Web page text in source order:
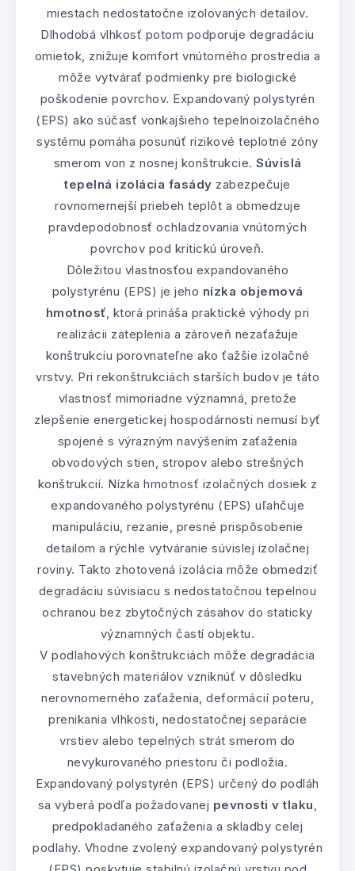
miestach nedostatočne izolovaných detailov.
Dlhodobá vlhkosť potom podporuje degradáciu
omietok, znižuje komfort vnútorného prostredia a
môže vytvárať podmienky pre biologické
poškodenie povrchov. Expandovaný polystyrén
(EPS) ako súčasť vonkajšieho tepelnoizolačného
systému pomáha posunúť rizikové teplotné zóny
smerom von z nosnej konštrukcie. Súvislá
tepelná izolácia fasády zabezpečuje
rovnomernejší priebeh teplôt a obmedzuje
pravdepodobnosť ochladzovania vnútorných
povrchov pod kritickú úroveň.
Dôležitou vlastnosťou expandovaného
polystyrénu (EPS) je jeho nízka objemová
hmotnosť, ktorá prináša praktické výhody pri
realizácii zateplenia a zároveň nezaťažuje
konštrukciu porovnateľne ako ťažšie izolačné
vrstvy. Pri rekonštrukciách starších budov je táto
vlastnosť mimoriadne významná, pretože
zlepšenie energetickej hospodárnosti nemusí byť
spojené s výrazným navýšením zaťaženia
obvodových stien, stropov alebo strešných
konštrukcií. Nízka hmotnosť izolačných dosiek z
expandovaného polystyrénu (EPS) uľahčuje
manipuláciu, rezanie, presné prispôsobenie
detailom a rýchle vytváranie súvislej izolačnej
roviny. Takto zhotovená izolácia môže obmedziť
degradáciu súvisiacu s nedostatočnou tepelnou
ochranou bez zbytočných zásahov do staticky
významných častí objektu.
V podlahových konštrukciách môže degradácia
stavebných materiálov vzniknúť v dôsledku
nerovnomerného zaťaženia, deformácií poteru,
prenikania vlhkosti, nedostatočnej separácie
vrstiev alebo tepelných strát smerom do
nevykurovaného priestoru či podložia.
Expandovaný polystyrén (EPS) určený do podláh
sa vyberá podľa požadovanej pevnosti v tlaku,
predpokladaného zaťaženia a skladby celej
podlahy. Vhodne zvolený expandovaný polystyrén